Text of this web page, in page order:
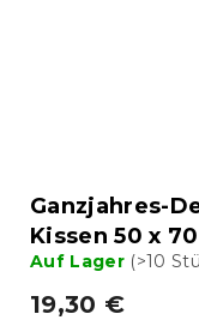
Ganzjahres-
Kissen 50 x
Auf Lager (>10
19,30 €